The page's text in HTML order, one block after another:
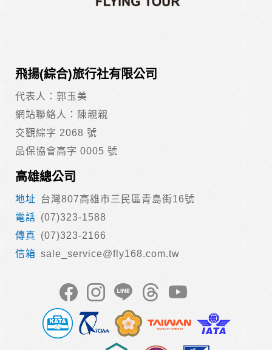
飛揚(綜合)旅行社有限公司
代表人：郭玉美
網站聯絡人：陳親親
交觀綜字 2068 號
品保協會高字 0005 號
高雄總公司
台灣807高雄市三民區青島街16號
(07)323-1588
(07)323-2166
sale_service@fly168.com.tw